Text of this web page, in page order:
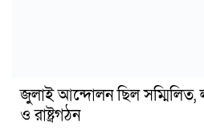
জুলাই আন্দোলন ছিল সম্মিলিত,
ও রাষ্ট্রগঠন